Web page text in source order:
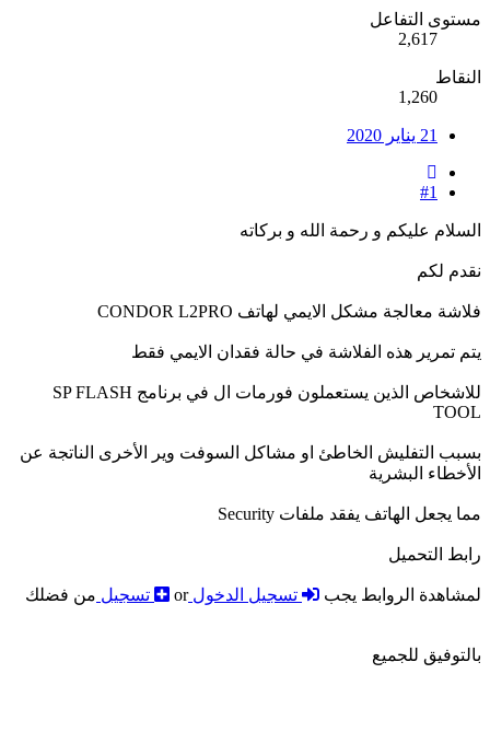
مستوى التفاعل
2,617
النقاط
1,260
21 يناير 2020
#1
السلام عليكم و رحمة الله و بركاته
نقدم لكم
فلاشة معالجة مشكل الايمي لهاتف CONDOR L2PRO
يتم تمرير هذه الفلاشة في حالة فقدان الايمي فقط
للاشخاص الذين يستعملون فورمات ال في برنامج SP FLASH
TOOL
بسبب التفليش الخاطئ او مشاكل السوفت وير الأخرى الناتجة عن
الأخطاء البشرية
مما يجعل الهاتف يفقد ملفات Security
رابط التحميل
لمشاهدة الروابط يجب تسجيل الدخولor تسجيل من فضلك
بالتوفيق للجميع